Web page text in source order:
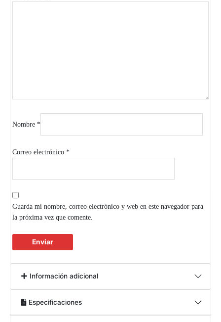
Nombre*
Correo electrónico*
Guarda mi nombre, correo electrónico y web en este navegador para
la próxima vez que comente.
Información adicional
Especificaciones